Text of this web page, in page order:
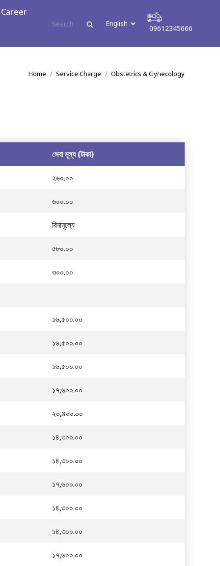
Career
09612345666
You are here:
Home Service Charge Obstetrics & Gynecology
সেবা মূল্য (টাকা)
২৬০.০০
৬০০.০০
বিনামূল্যে
৫৮০.০০
৩০০.০০
১৬,৫০০.০০
১৬,৫০০.০০
১৬,৫০০.০০
১৭,৬০০.০০
২০,৪০০.০০
১৪,৩০০.০০
১৪,৩০০.০০
১৭,৬০০.০০
১৪,৩০০.০০
১৪,৩০০.০০
১৭,৬০০.০০
Press
09612345666